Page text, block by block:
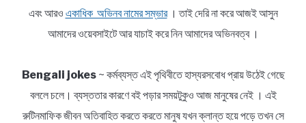
এবং আরও একাধিক অভিনব নামের সম্ভার। তাই দেরি না করে আজই আসুন
আমাদের ওয়েবসাইটে আর যাচাই করে নিন আমাদের অভিনবত্ব ।
Bengali jokes~ কর্মব্যস্ত এই পৃথিবীতে হাস্যরসবোধ প্রায় উঠেই গেছে
বললে চলে। ব্যস্ততার কারণে বই পড়ার সময়টুকুও আজ মানুষের নেই । এই
রুটিনমাফিক জীবন অতিবাহিত করতে করতে মানুষ যখন ক্লান্ত হয়ে পড়ে তখন সে